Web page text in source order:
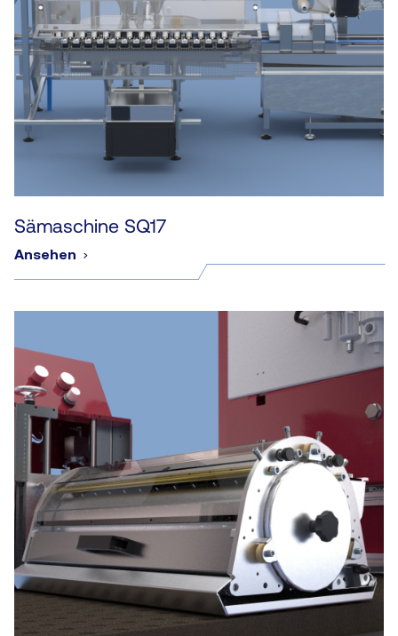
Sämaschine SQ17
Ansehen